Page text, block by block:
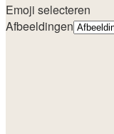
Emoji selecteren
Afbeeldingen